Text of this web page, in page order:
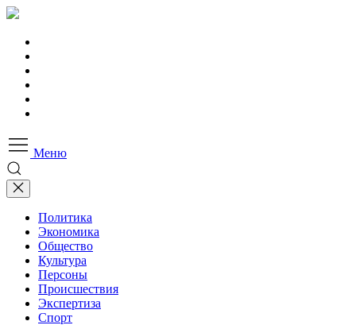
Меню
Политика
Экономика
Общество
Культура
Персоны
Происшествия
Экспертиза
Спорт